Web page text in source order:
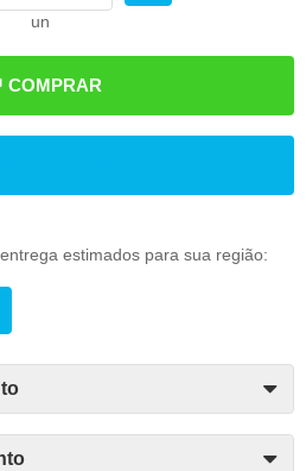
un
COMPRAR
estimados para sua região: